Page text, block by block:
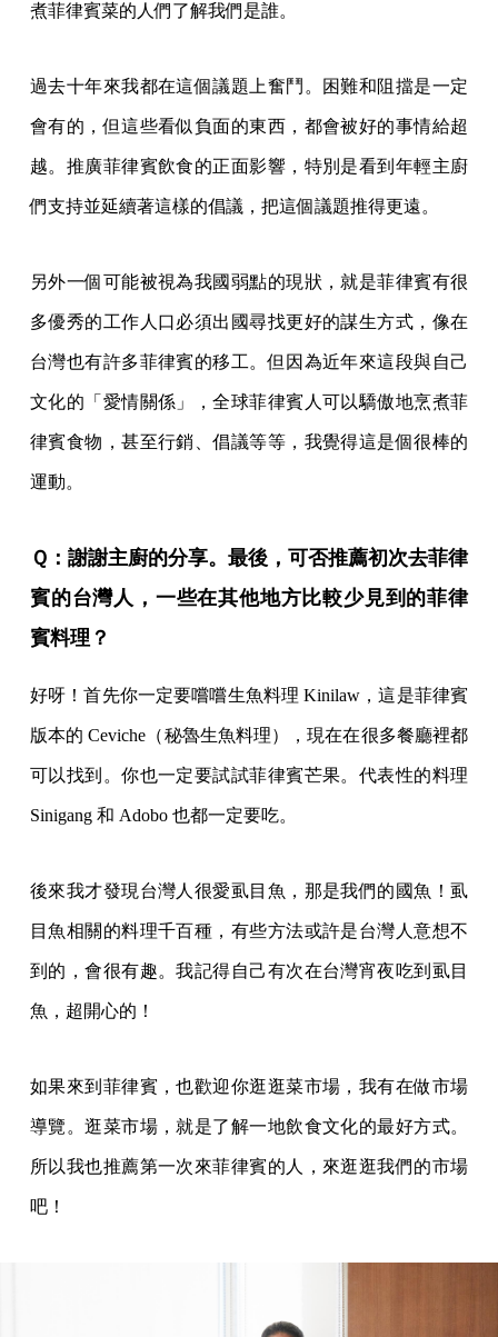
煮菲律賓菜的人們了解我們是誰。
過去十年來我都在這個議題上奮鬥。困難和阻擋是一定
會有的，但這些看似負面的東西，都會被好的事情給超
越。推廣菲律賓飲食的正面影響，特別是看到年輕主廚
們支持並延續著這樣的倡議，把這個議題推得更遠。
另外一個可能被視為我國弱點的現狀，就是菲律賓有很
多優秀的工作人口必須出國尋找更好的謀生方式，像在
台灣也有許多菲律賓的移工。但因為近年來這段與自己
文化的「愛情關係」，全球菲律賓人可以驕傲地烹煮菲
律賓食物，甚至行銷、倡議等等，我覺得這是個很棒的
運動。
Ｑ：謝謝主廚的分享。最後，可否推薦初次去菲律
賓的台灣人，一些在其他地方比較少見到的菲律
賓料理？
好呀！首先你一定要嚐嚐生魚料理 Kinilaw，這是菲律賓
版本的 Ceviche（秘魯生魚料理），現在在很多餐廳裡都
可以找到。你也一定要試試菲律賓芒果。代表性的料理
Sinigang 和 Adobo 也都一定要吃。
後來我才發現台灣人很愛虱目魚，那是我們的國魚！虱
目魚相關的料理千百種，有些方法或許是台灣人意想不
到的，會很有趣。我記得自己有次在台灣宵夜吃到虱目
魚，超開心的！
如果來到菲律賓，也歡迎你逛逛菜市場，我有在做市場
導覽。逛菜市場，就是了解一地飲食文化的最好方式。
所以我也推薦第一次來菲律賓的人，來逛逛我們的市場
吧！